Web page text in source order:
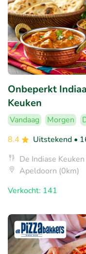
Onbeperkt
Keuken
Vandaag Morgen
8.4
Uitstekend •
De Indiase Keuken
Apeldoorn (0km)
Verkocht: 141